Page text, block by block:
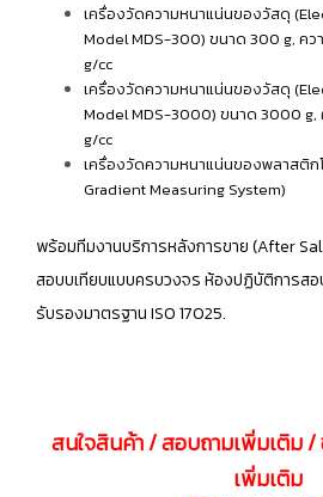
เครื่องวัดความหนาแน่นของวัสดุ
Model MDS-300) ขนาด 300 g, คว
g/cc
เครื่องวัดความหนาแน่นของวัสดุ
Model MDS-3000) ขนาด 3000 g,
g/cc
เครื่องวัดความหนาแน่นของพลาสติ
Gradient Measuring System)
พร้อมทีมงานบริการหลังการขาย (After
สอบบเทียบแบบครบวงจร ห้องปฏิบัติการสอ
รับรองมาตรฐาน ISO 17025.
สนใจสินค้า / สอบถามเพิ่มเติม /
เพิ่มเติม